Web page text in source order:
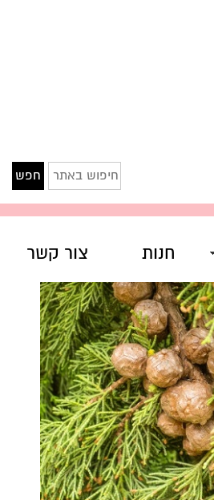
באתר
חפש
חנות צור קשר